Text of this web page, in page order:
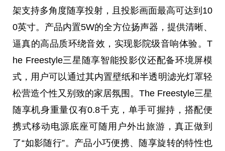
架支持多角度随享投射，且投影画面最高可达到10
0英寸。产品内置5W的全方位扬声器，提供清晰、
逼真的高品质环绕音效，实现影院级音响体验。T
he Freestyle三星随享智能投影仪还配备环境屏模
式，用户可以通过其内置壁纸和半透明滤光灯罩轻
松营造个性又别致的家居氛围。The Freestyle三星
随享机身重量仅有0.8千克，单手可握持，搭配便
携式移动电源底座可随用户外出旅游，真正做到
了“如影随行”。产品小巧便携、随享旋转的特性也